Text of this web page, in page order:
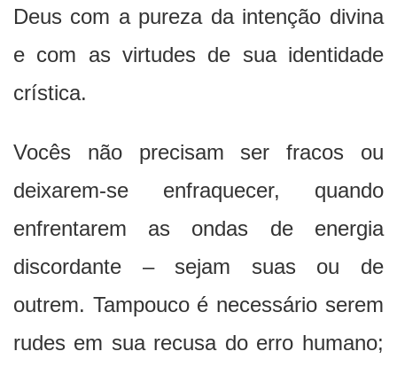
Deus com a pureza da intenção divina
e com as virtudes de sua identidade
crística.
Vocês não precisam ser fracos ou
deixarem-se enfraquecer, quando
enfrentarem as ondas de energia
discordante – sejam suas ou de
outrem. Tampouco é necessário serem
rudes em sua recusa do erro humano;